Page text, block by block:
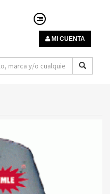
MI CUENTA